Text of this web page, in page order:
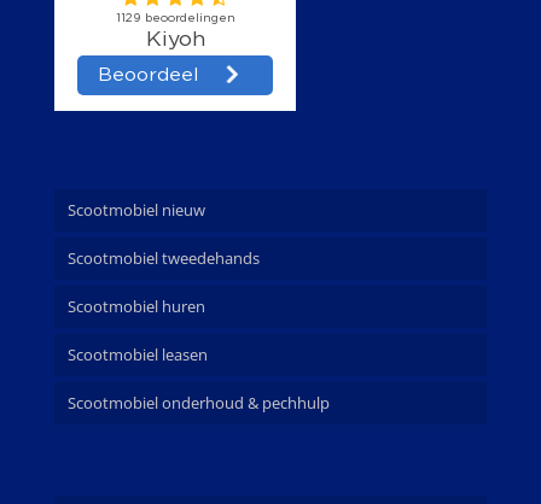
Scootmobiel nieuw
Scootmobiel tweedehands
Scootmobiel huren
Scootmobiel leasen
Scootmobiel onderhoud & pechhulp